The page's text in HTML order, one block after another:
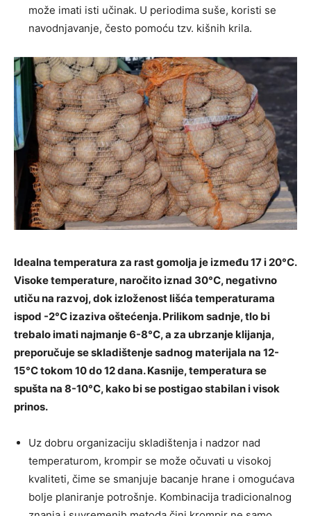
može imati isti učinak. U periodima suše, koristi se
navodnjavanje, često pomoću tzv. kišnih krila.
Idealna temperatura za rast gomolja je između 17 i 20°C.
Visoke temperature, naročito iznad 30°C, negativno
utiču na razvoj, dok izloženost lišća temperaturama
ispod -2°C izaziva oštećenja. Prilikom sadnje, tlo bi
trebalo imati najmanje 6-8°C, a za ubrzanje klijanja,
preporučuje se skladištenje sadnog materijala na 12-
15°C tokom 10 do 12 dana. Kasnije, temperatura se
spušta na 8-10°C, kako bi se postigao stabilan i visok
prinos.
Uz dobru organizaciju skladištenja i nadzor nad
temperaturom, krompir se može očuvati u visokoj
kvaliteti, čime se smanjuje bacanje hrane i omogućava
bolje planiranje potrošnje. Kombinacija tradicionalnog